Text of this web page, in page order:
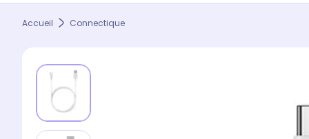
Accueil Connectique